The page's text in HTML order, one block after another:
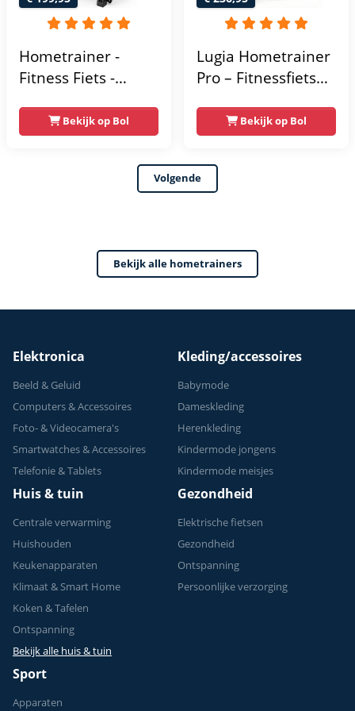
Hometrainer -
Fitness Fiets -
Vliegwiel -
Hartslagmeter -
Incl App - Extreem
Bekijk op Bol
Lugia Hometrainer
Pro – Fitnessfiets
Gebruikers –
Premium Vering &
Demping – Extra
Soepel & Stil –
Bekijk op Bol
Volgende
Bekijk alle hometrainers
Elektronica
Beeld & Geluid
Computers & Accessoires
Foto- & Videocamera's
Smartwatches & Accessoires
Telefonie & Tablets
Kleding/accessoires
Babymode
Dameskleding
Herenkleding
Kindermode jongens
Kindermode meisjes
Huis & tuin
Centrale verwarming
Huishouden
Keukenapparaten
Klimaat & Smart Home
Koken & Tafelen
Ontspanning
Bekijk alle huis & tuin
Gezondheid
Elektrische fietsen
Gezondheid
Ontspanning
Persoonlijke verzorging
Sport
Apparaten